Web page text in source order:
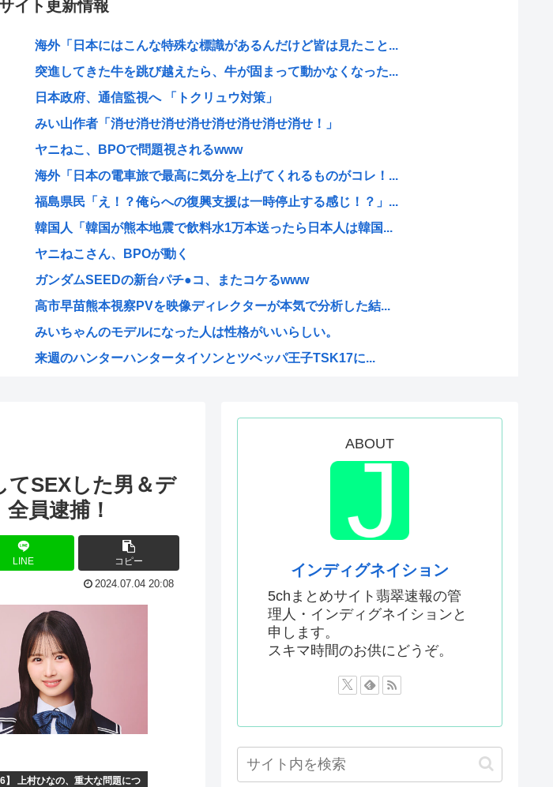
イト更新情報
海外「日本にはこんな特殊な標識があるんだけど皆は見たこと...
突進してきた牛を跳び越えたら、牛が固まって動かなくなった...
日本政府、通信監視へ 「トクリュウ対策」
みい山作者「消せ消せ消せ消せ消せ消せ消せ消せ！」
ヤニねこ、BPOで問題視されるwww
海外「日本の電車旅で最高に気分を上げてくれるものがコレ！...
福島県民「え！？俺らへの復興支援は一時停止する感じ！？」...
韓国人「韓国が熊本地震で飲料水1万本送ったら日本人は韓国...
ヤニねこさん、BPOが動く
ガンダムSEEDの新台パチ●コ、またコケるwww
高市早苗熊本視察PVを映像ディレクターが本気で分析した結...
みいちゃんのモデルになった人は性格がいいらしい。
来週のハンターハンタータイソンとツベッパ王子TSK17に...
ゼレンスキー大統領「日本の支援は大きくない」3兆円も支援...
「沢城みゆき」「悠木碧」「坂本真綾」「黒沢ともよ」パチ●...
「安倍晋三」「麻生太郎」「石原慎太郎」「高市早苗」 無礼...
漫画「人間を舐めるなよ…！」←こういう展開好きなんやが
ハンターハンター、とんでもねえ伏線が発掘されるwww
ひなこのーと作者、ついに限界突破
韓国、日本で韓国籍のインフルエンサーが7台の車に当て逃げ...
【海外の反応】 なぜイチローはあんなに敬遠四球が多かった...
割とマジで年収400以下の人ってどう暮らしてるの？この人...
露悪系アニメ、次なるステージへ
「ムクゲェジ漫画」ガチでリアルだったwww
【原爆の日】へいわをかえせ
みい山、あんだけ騒ぎになってるのに未だにどこのメディアも...
週刊少年ジャンプ、発行部数100万部割れwww
てSEXした男＆デ
員逮捕！
LINE コピー
2024.07.04 20:08
】 上村ひなの、重大な問題につ
ABOUT
インディグネイション
5chまとめサイト翡翠速報の管
理人・インディグネイションと
申します。
スキマ時間のお供にどうぞ。